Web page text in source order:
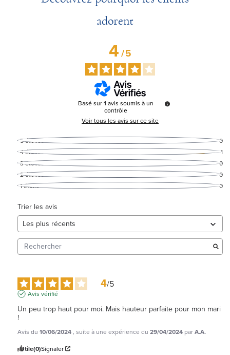
adorent
4/5
Basé sur1avis soumis à un
contrôle
Voir tous les avis sur ce site
5étoiles
0
4étoiles
1
3étoiles
0
2étoiles
0
1étoile 0
Trier les avis
4/5
Avis vérifié
Un peu trop haut pour moi. Mais hauteur parfaite pour mon mari
!
Avis du 10/06/2024, suite à une expérience du 29/04/2024 parA.A.
Utile(0)Signaler